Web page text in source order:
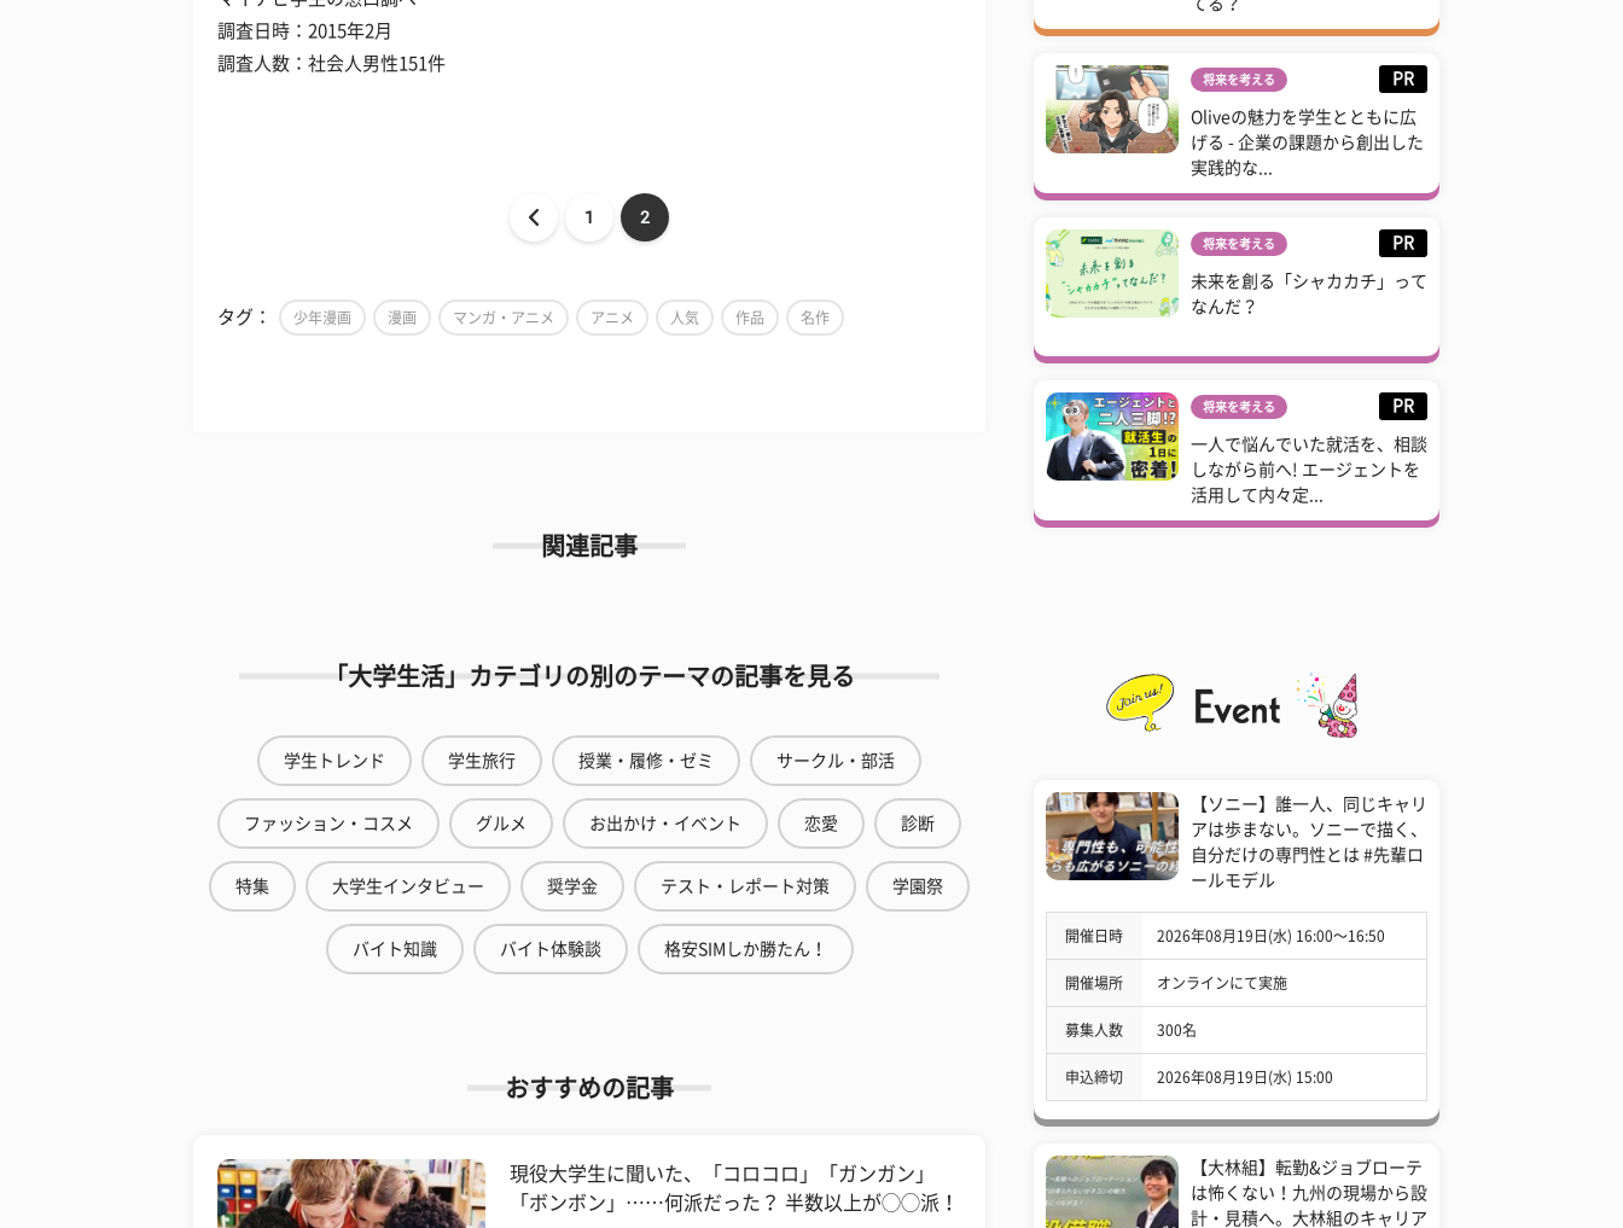
調査日時：2015年2月
調査人数：社会人男性151件
1 2
タグ： 少年漫画 漫画 マンガ・アニメ アニメ 人気 作品 名作
関連記事
「大学生活」カテゴリの別のテーマの記事を見る
学生トレンド 学生旅行 授業・履修・ゼミ サークル・部活
ファッション・コスメ グルメ お出かけ・イベント 恋愛 診断
特集 大学生インタビュー 奨学金 テスト・レポート対策 学園祭
バイト知識 バイト体験談 格安SIMしか勝たん！
おすすめの記事
現役大学生に聞いた、「コロコロ」「ガンガン」
「ボンボン」……何派だった？ 半数以上が◯◯派！
てる？
将来を考える PR
Oliveの魅力を学生とともに広
げる - 企業の課題から創出した
実践的な...
将来を考える PR
未来を創る「シャカカチ」って
なんだ？
将来を考える PR
一人で悩んでいた就活を、相談
しながら前へ! エージェントを
活用して内々定...
【ソニー】誰一人、同じキャリ
アは歩まない。ソニーで描く、
自分だけの専門性とは #先輩ロ
ールモデル
開催日時 2026年08月19日(水) 16:00〜16:50
開催場所 オンラインにて実施
募集人数 300名
申込締切 2026年08月19日(水) 15:00
【大林組】転勤&ジョブローテ
は怖くない！九州の現場から設
計・見積へ。大林組のキャリア